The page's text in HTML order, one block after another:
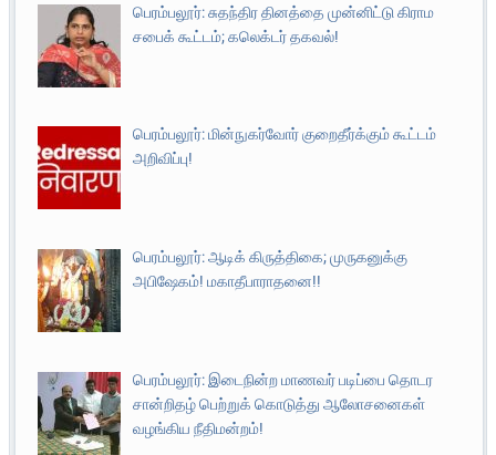
பெரம்பலூர்: சுதந்திர தினத்தை முன்னிட்டு கிராம
சபைக் கூட்டம்; கலெக்டர் தகவல்!
பெரம்பலூர்: மின்நுகர்வோர் குறைதீர்க்கும் கூட்டம்
அறிவிப்பு!
பெரம்பலூர்: ஆடிக் கிருத்திகை; முருகனுக்கு
அபிஷேகம்! மகாதீபாராதனை!!
பெரம்பலூர்: இடைநின்ற மாணவர் படிப்பை தொடர
சான்றிதழ் பெற்றுக் கொடுத்து ஆலோசனைகள்
வழங்கிய நீதிமன்றம்!